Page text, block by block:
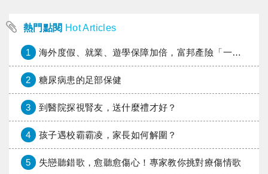
熱門點閱 Hot Articles
1 海外度假、就業、遊學保障加倍，富邦產險「一期逐夢」專案加碼遠距醫療與緊急救援
2 糖尿病患的足部保健
3 到醫院探視腎友，送什麼禮才好？
4 孩子遇校霸霸凌，家長如何解圍？
5 失戀聽錯歌，愈聽愈傷心！專家教你挑對療傷情歌